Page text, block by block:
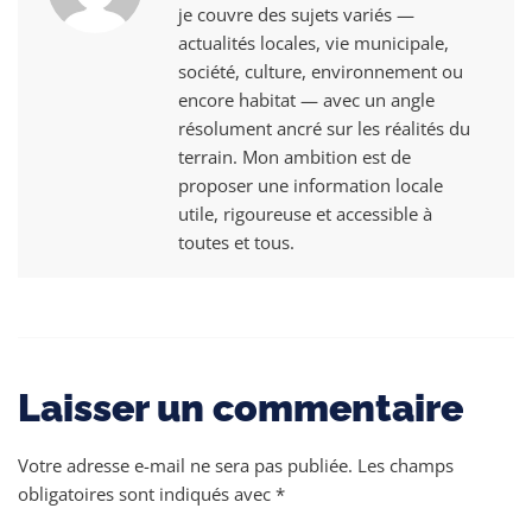
je couvre des sujets variés —
actualités locales, vie municipale,
société, culture, environnement ou
encore habitat — avec un angle
résolument ancré sur les réalités du
terrain. Mon ambition est de
proposer une information locale
utile, rigoureuse et accessible à
toutes et tous.
Laisser un commentaire
Votre adresse e-mail ne sera pas publiée. Les champs
obligatoires sont indiqués avec *